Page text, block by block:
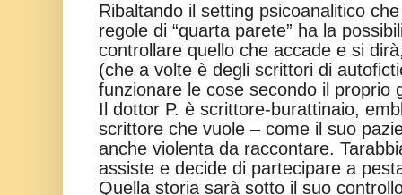
Ribaltando il setting psicoanalitico
regole di “quarta parete” ha la
controllare quello che accade e si
(che a volte è degli scrittori di
funzionare le cose secondo il proprio
Il dottor P. è scrittore-burattinaio,
scrittore che vuole – come il suo
anche violenta da raccontare.
assiste e decide di partecipare a
Quella storia sarà sotto il suo